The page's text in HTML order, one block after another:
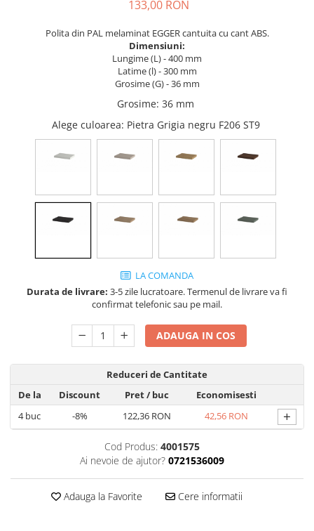
dressing
Sisteme pentru usi pliante
Console si suporti polita
Accesorii pentru compartimentare
Ambia-Line - Blum
Suruburi, coltare, elemente de
Lamele si cepi de lemn
Picioare si rotile mobilier
Picioare mobilier
Scurgatoare pentru vase
Cosuri Jolly si coloane
133,00 RON
Polita din PAL melaminat EGGER cantuita cu cant ABS.
Dimensiuni:
Lungime (L) - 400 mm
Latime (l) - 300 mm
Grosime (G) - 36 mm
Grosime: 36 mm
Alege culoarea: Pietra Grigia negru F206 ST9
LA COMANDA
Durata de livrare: 3-5 zile lucratoare. Termenul de livrare va fi
confirmat telefonic sau pe mail.
ADAUGA IN COS
Reduceri de Cantitate
De la
Discount Pret/ buc
Economisesti
4buc -8% 122,36 RON 42,56 RON +
Cod Produs: 4001575
Ai nevoie de ajutor? 0721536009
Adauga la Favorite Cere informatii